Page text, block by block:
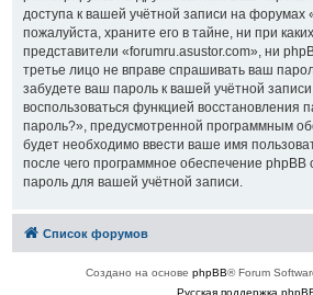
доступа к вашей учётной записи на форумах
пожалуйста, храните его в тайне, ни при
представители «forumru.asustor.com», ни
третье лицо не вправе спрашивать ваш
забудете ваш пароль к вашей учётной
воспользоваться функцией восстановления
пароль?», предусмотренной программным
будет необходимо ввести ваше имя
после чего программное обеспечение phpBB
пароль для вашей учётной записи.
Список форумов
Создано на основе phpBB® Forum
Русская поддержка